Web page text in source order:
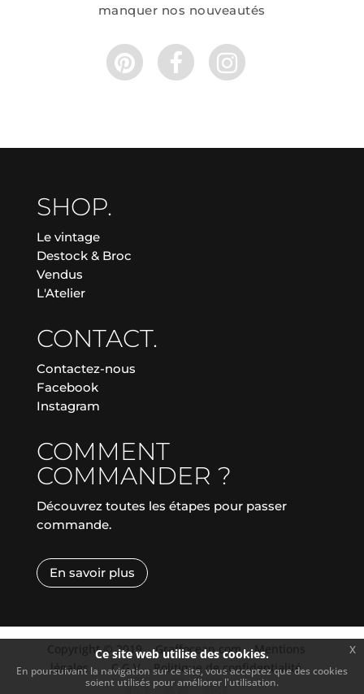
manquer nos nouveautés
SHOP.
Le vintage
Destock & Broc
Vendus
L'Atelier
CONTACT.
Contactez-nous
Facebook
Instagram
COMMENT
COMMANDER ?
Découvrez toutes les étapes pour passer
commande.
En savoir plus
Copyright © 2019| Graffocean.com | Mentions
légales | | C.G.V. |Politique de confidentialité
Ce site web utilise des cookies.
En poursuivant la navigation sur ce site, vous acceptez que des cookies
soient utilisés pour améliorer l'utilisation.
x